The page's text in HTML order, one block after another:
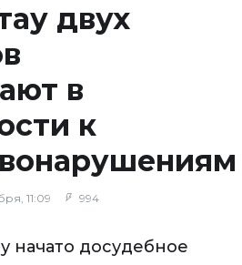
двух
в
к
11:09 994
начато досудебное